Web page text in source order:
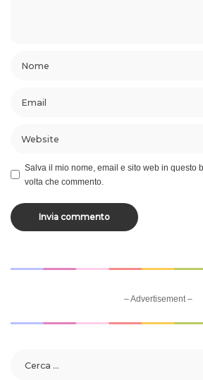
Salva il mio nome, email e sito web in questo
volta che commento.
– Advertisement –